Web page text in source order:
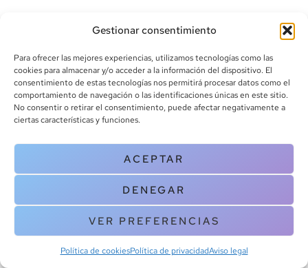
Gestionar consentimiento
Para ofrecer las mejores experiencias, utilizamos tecnologías como las
cookies para almacenar y/o acceder a la información del dispositivo. El
consentimiento de estas tecnologías nos permitirá procesar datos como el
comportamiento de navegación o las identificaciones únicas en este sitio.
No consentir o retirar el consentimiento, puede afectar negativamente a
ciertas características y funciones.
ACEPTAR
DENEGAR
VER PREFERENCIAS
Política de cookiesPolítica de privacidadAviso legal
info@canoalibros.com
pedidos@canoalibros.com
+34 934 242 391
CONTACTO
Copyright © 2025 Canoa Libros. All Rights Reserved |
cookies
| Aviso legal